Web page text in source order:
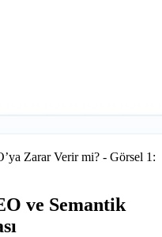
Zarar Verir mi? - Görsel 1:
ve Semantik